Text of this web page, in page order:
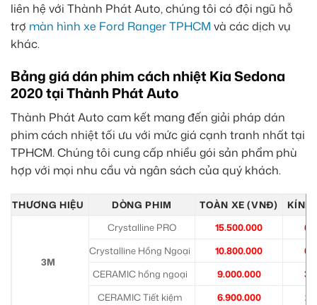
liên hệ với Thành Phát Auto, chúng tôi có đội ngũ hỗ
trợ màn hình xe Ford Ranger TPHCM và các dịch vụ
khác.
Bảng giá dán phim cách nhiệt Kia Sedona
2020 tại Thành Phát Auto
Thành Phát Auto cam kết mang đến giải pháp dán
phim cách nhiệt tối ưu với mức giá cạnh tranh nhất tại
TPHCM. Chúng tôi cung cấp nhiều gói sản phẩm phù
hợp với mọi nhu cầu và ngân sách của quý khách.
THƯƠNG HIỆU DÒNG PHIM TOÀN XE (VNĐ) KÍNH
3M
Crystalline PRO 15.500.000
Crystalline Hồng Ngoại
10.800.000
CERAMIC hồng ngoại
9.000.000
CERAMIC Tiết kiệm
6.900.000